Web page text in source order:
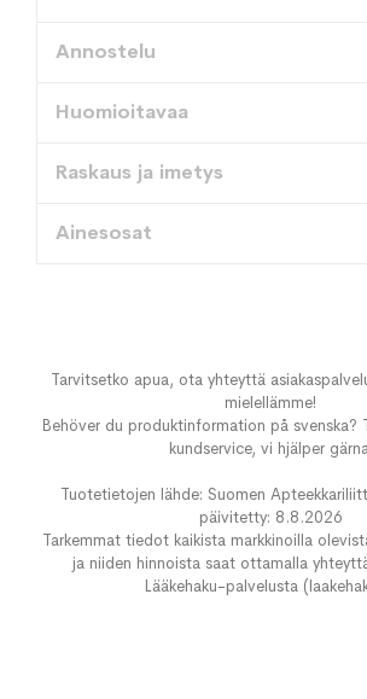
Annostelu
Huomioitavaa
Raskaus ja imetys
Ainesosat
Tarvitsetko apua, ota yhteyttä
mielellämme!
Behöver du produktinformation på svenska?
kundservice, vi hjälper
Tuotetietojen lähde: Suomen
päivitetty: 8.8.2026
Tarkemmat tiedot kaikista markkinoilla
ja niiden hinnoista saat ottamalla
Lääkehaku-palvelusta